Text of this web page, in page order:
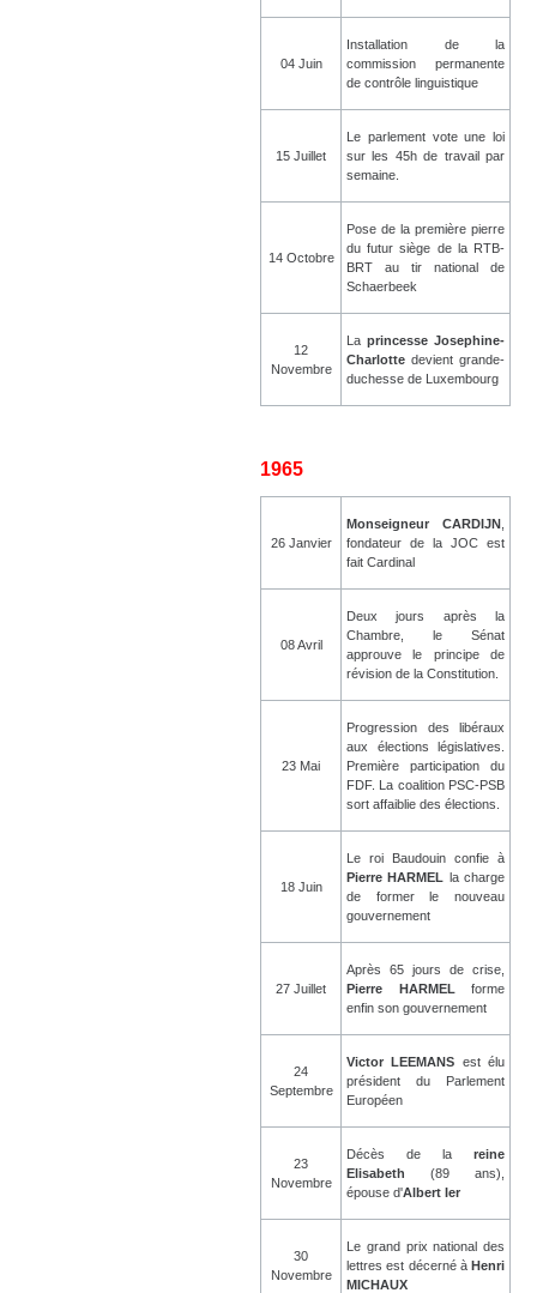
04 Juin
Installation de la
commission permanente
de contrôle linguistique
15 Juillet
Le parlement vote une loi
sur les 45h de travail par
semaine.
14 Octobre
Pose de la première pierre
du futur siège de la RTB-
BRT au tir national de
Schaerbeek
12
Novembre
La princesse Josephine-
Charlotte devient grande-
duchesse de Luxembourg
1965
26 Janvier
Monseigneur CARDIJN
fondateur de la JOC est
fait Cardinal
08 Avril
Deux jours après la
Chambre, le Sénat
approuve le principe de
révision de la Constitution.
23 Mai
Progression des libéraux
aux élections législatives.
Première participation du
FDF. La coalition PSC-PSB
sort affaiblie des élections.
18 Juin
Le roi Baudouin confie à
Pierre HARMEL la charge
de former le nouveau
gouvernement
27 Juillet
Après 65 jours de crise,
Pierre HARMEL forme
enfin son gouvernement
24
Septembre
Victor LEEMANS est élu
président du Parlement
Européen
23
Novembre
Décès de la reine
Elisabeth (89 ans),
épouse d'Albert Ier
30
Novembre
Le grand prix national des
lettres est décerné à Henri
MICHAUX